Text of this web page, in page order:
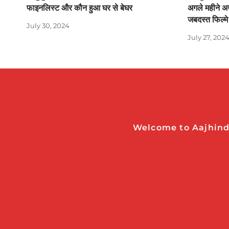
फाइनलिस्ट और कौन हुआ घर से बेघर
July 30, 2024
अगले महीने
जबदस्त
July 27, 2024
Welcome to